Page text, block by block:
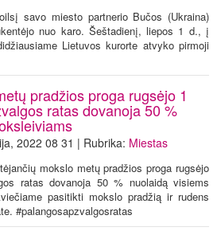
savo miesto partnerio Bučos (Ukraina)
nuo karo. Šeštadienį, liepos 1 d., į
Lietuvos kurorte atvyko pirmoji
pradžios proga rugsėjo 1
ratas dovanoja 50 %
2022 08 31 | Rubrika: Miestas
mokslo metų pradžios proga rugsėjo
ratas dovanoja 50 % nuolaidą visiems
pasitikti mokslo pradžią ir rudens
#palangosapzvalgosratas